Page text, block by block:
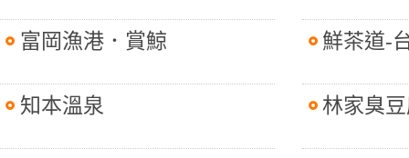
富岡漁港．賞鯨
知本溫泉
鮮茶道-
林家臭